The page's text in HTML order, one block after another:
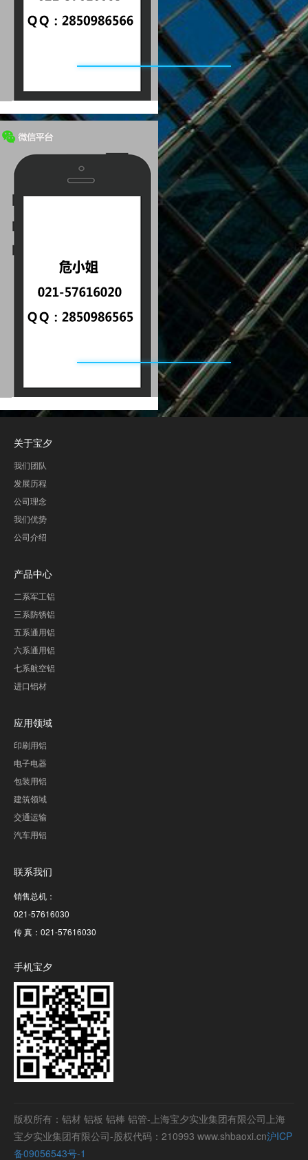
关于宝夕
我们团队
发展历程
公司理念
我们优势
公司介绍
产品中心
二系军工铝
三系防锈铝
五系通用铝
六系通用铝
七系航空铝
进口铝材
应用领域
印刷用铝
电子电器
包装用铝
建筑领域
交通运输
汽车用铝
联系我们
销售总机：
021-57616030
传 真：021-57616030
手机宝夕
版权所有：铝材 铝板 铝棒 铝管-上海宝夕实业集团有限公司上海
宝夕实业集团有限公司-股权代码：210993 www.shbaoxi.cn沪ICP
备09056543号-1